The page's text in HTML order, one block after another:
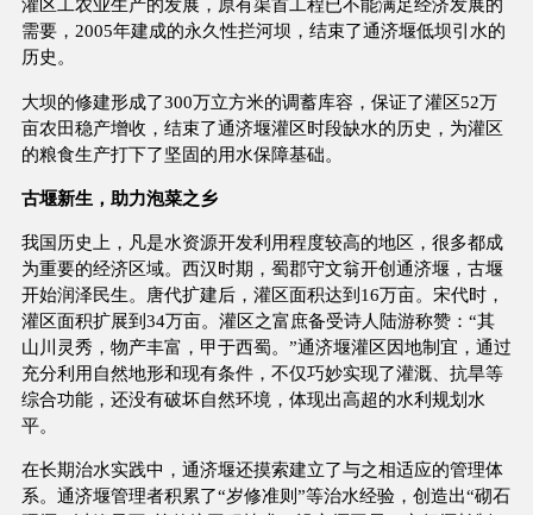
灌区工农业生产的发展，原有渠首工程已不能满足经济发展的
需要，2005年建成的永久性拦河坝，结束了通济堰低坝引水的
历史。
大坝的修建形成了300万立方米的调蓄库容，保证了灌区52万
亩农田稳产增收，结束了通济堰灌区时段缺水的历史，为灌区
的粮食生产打下了坚固的用水保障基础。
古堰新生，助力泡菜之乡
我国历史上，凡是水资源开发利用程度较高的地区，很多都成
为重要的经济区域。西汉时期，蜀郡守文翁开创通济堰，古堰
开始润泽民生。唐代扩建后，灌区面积达到16万亩。宋代时，
灌区面积扩展到34万亩。灌区之富庶备受诗人陆游称赞：“其
山川灵秀，物产丰富，甲于西蜀。”通济堰灌区因地制宜，通过
充分利用自然地形和现有条件，不仅巧妙实现了灌溉、抗旱等
综合功能，还没有破坏自然环境，体现出高超的水利规划水
平。
在长期治水实践中，通济堰还摸索建立了与之相适应的管理体
系。通济堰管理者积累了“岁修准则”等治水经验，创造出“砌石